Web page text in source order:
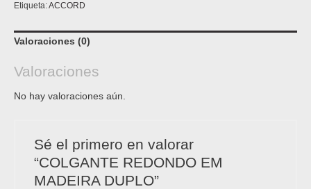
Etiqueta:ACCORD
Valoraciones (0)
Valoraciones
No hay valoraciones aún.
Sé el primero en valorar
“COLGANTE REDONDO EM
MADEIRA DUPLO”